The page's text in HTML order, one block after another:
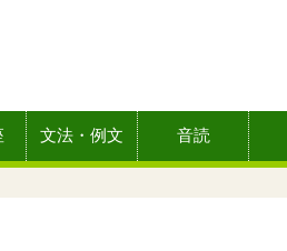
文法・例文 音読